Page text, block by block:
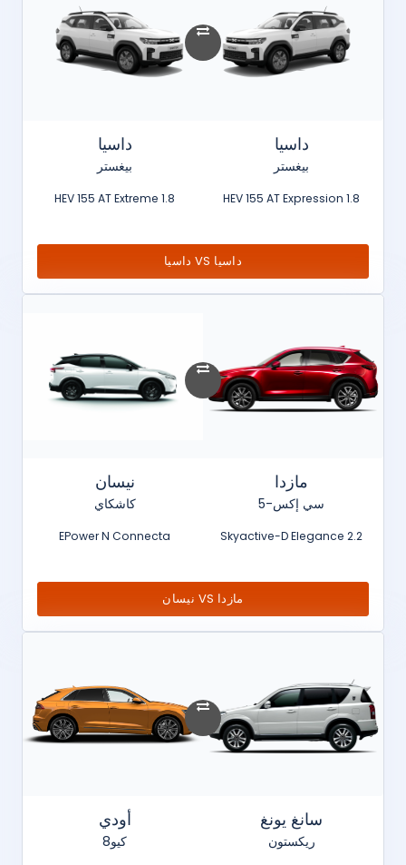
داسيا
بيغستر
1.8 HEV 155 AT Expression
داسيا
بيغستر
1.8 HEV 155 AT Extreme
داسيا VS داسيا
مازدا
سي إكس-5
2.2 Skyactive-D Elegance
نيسان
كاشكاي
EPower N Connecta
مازدا VS نيسان
سانغ يونغ
ريكستون
أودي
كيو8